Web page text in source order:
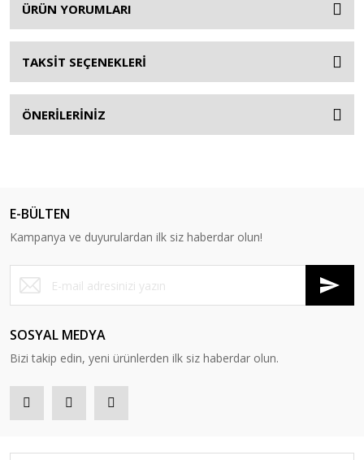
ÜRÜN YORUMLARI
TAKSİT SEÇENEKLERİ
ÖNERİLERİNİZ
E-BÜLTEN
Kampanya ve duyurulardan ilk siz haberdar olun!
SOSYAL MEDYA
Bizi takip edin, yeni ürünlerden ilk siz haberdar olun.